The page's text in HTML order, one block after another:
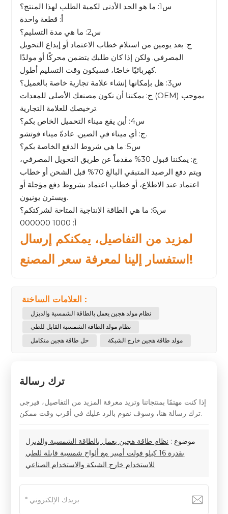
س1: ما هو الحد الأدنى لكمية الطلب لهذا المنتج؟
أ: قطعة واحدة
س2: ما هي مدة التسليم؟
ج: بعد يومين من استلام خطاب الاعتماد أو إيداع التحويل
المصرفي. ولكن إذا كان طلبك يتضمن محركًا أو مولدًا
كهربائيًا خاصًا، فسيكون وقت التسليم أطول.
س3: هل بإمكانها إنشاء علامة تجارية خاصة بالعميل؟
ج: يمكننا أن نكون مصنعك الأصلي للمعدات (OEM) بموجب
ترخيصك للعلامة التجارية.
س4: أين يقع ميناء التحميل الخاص بكم؟
ج: أي ميناء في الصين. عادةً ميناء فوتشو.
س5: ما هي شروط الدفع الخاصة بكم؟
ج: يمكننا قبول 30% مقدماً عن طريق التحويل المصرفي،
ويتم دفع الرصيد المتبقي البالغ 70% قبل الشحن أو خطاب
اعتماد عند الاطلاع، أو خطاب اعتماد بشروط دفع مؤجلة أو
ويسترن يونيون.
س6: ما هي الطاقة الإنتاجية المتاحة لشركتكم؟
أ: 1000 000000
لمزيد من التفاصيل، يمكنكم إرسال
استفسار إلينا لمعرفة سعر المصنع!
العلامات الساخنة :
نظام مولد هجين يعمل بالطاقة الشمسية والديزل
نظام مولد الطاقة الشمسية القابل للطي
حل طاقة هجين متكامل
مولد طاقة هجين خارج الشبكة
ترك رسالة
إذا كنت مهتمًا بمنتجاتنا وتريد معرفة المزيد من التفاصيل، فيرجى
ترك رسالة هنا، وسوف نقوم بالرد عليك في أقرب وقت ممكن.
موضوع : نظام طاقة هجين يعمل بالطاقة الشمسية والديزل
بقدرة 16 كيلو فولت أمبير مع ألواح شمسية قابلة للطي
للاستخدام خارج الشبكة والاستخدام الصناعي